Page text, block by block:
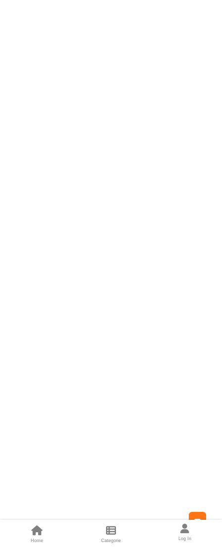
Home Categorie Log In